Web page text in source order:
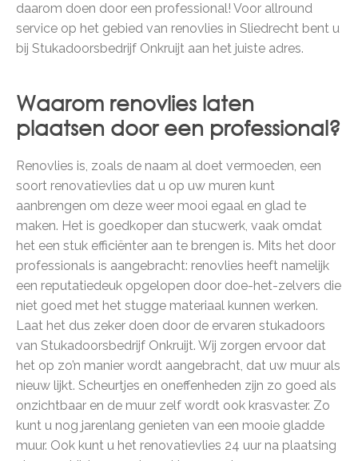
daarom doen door een professional! Voor allround
service op het gebied van renovlies in Sliedrecht bent u
bij Stukadoorsbedrijf Onkruijt aan het juiste adres.
Waarom renovlies laten
plaatsen door een professional?
Renovlies is, zoals de naam al doet vermoeden, een
soort renovatievlies dat u op uw muren kunt
aanbrengen om deze weer mooi egaal en glad te
maken. Het is goedkoper dan stucwerk, vaak omdat
het een stuk efficiënter aan te brengen is. Mits het door
professionals is aangebracht: renovlies heeft namelijk
een reputatiedeuk opgelopen door doe-het-zelvers die
niet goed met het stugge materiaal kunnen werken.
Laat het dus zeker doen door de ervaren stukadoors
van Stukadoorsbedrijf Onkruijt. Wij zorgen ervoor dat
het op zo’n manier wordt aangebracht, dat uw muur als
nieuw lijkt. Scheurtjes en oneffenheden zijn zo goed als
onzichtbaar en de muur zelf wordt ook krasvaster. Zo
kunt u nog jarenlang genieten van een mooie gladde
muur. Ook kunt u het renovatievlies 24 uur na plaatsing